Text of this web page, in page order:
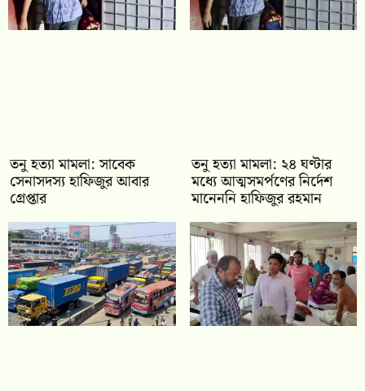
তনু হত্যা মামলা: সাবেক
সেনাসদস্য হাফিজুর আবার
গ্রেপ্তার
তনু হত্যা মামলা: ২৪ ঘণ্টার
মধ্যে আত্মসমর্পণের নির্দেশ
মানেননি হাফিজুর রহমান